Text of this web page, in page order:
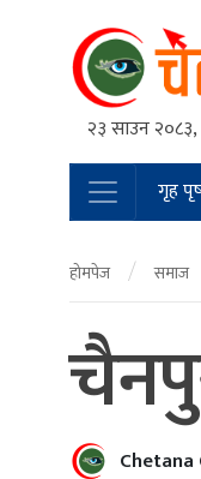
२३ साउन २०८३,
Main गृह
होमपेज / समाज
Chetana